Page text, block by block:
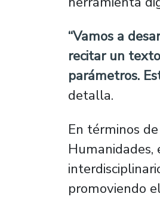
“Vamos a
recitar un
parámetros.
detalla.
En términos
promoviendo